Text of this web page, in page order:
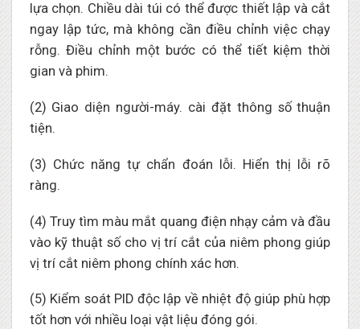
lựa chọn. Chiều dài túi có thể được thiết lập và cắt
ngay lập tức, mà không cần điều chỉnh việc chạy
rỗng. Điều chỉnh một bước có thể tiết kiệm thời
gian và phim.
(2) Giao diện người-máy. cài đặt thông số thuận
tiện.
(3) Chức năng tự chẩn đoán lỗi. Hiển thị lỗi rõ
ràng.
(4) Truy tìm màu mắt quang điện nhạy cảm và đầu
vào kỹ thuật số cho vị trí cắt của niêm phong giúp
vị trí cắt niêm phong chính xác hơn.
(5) Kiểm soát PID độc lập về nhiệt độ giúp phù hợp
tốt hơn với nhiều loại vật liệu đóng gói.